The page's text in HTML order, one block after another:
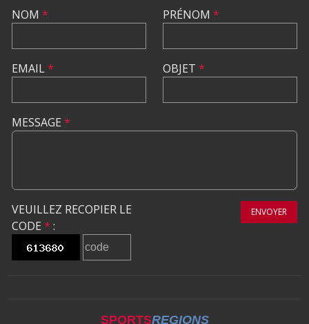
NOM *
EMAIL*
PRÉNOM *
OBJET *
MESSAGE *
VEUILLEZ RECOPIER LE
CODE * :
ENVOYER
SPORTSREGIONS